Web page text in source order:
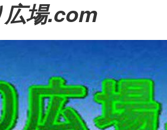
場.com